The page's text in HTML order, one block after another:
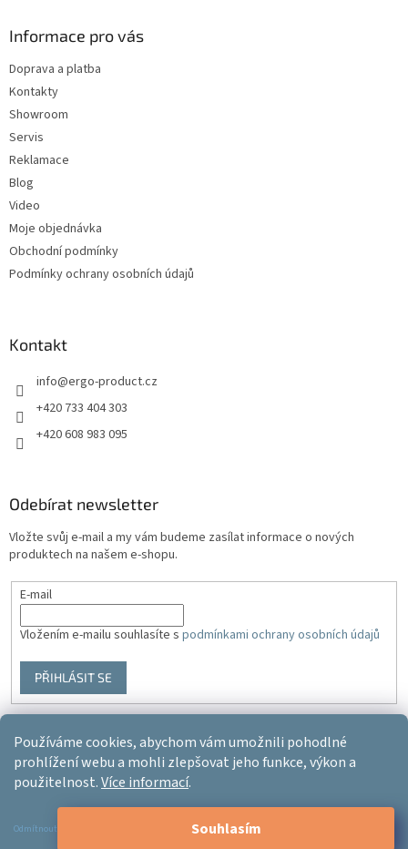
Používáme cookies, abychom vám umožnili pohodlné
prohlížení webu a mohli zlepšovat jeho funkce, výkon a
použitelnost.Více informací.
Odmítnout Souhlasím
Informace pro vás
Doprava a platba
Kontakty
Showroom
Servis
Reklamace
Blog
Video
Moje objednávka
Obchodní podmínky
Podmínky ochrany osobních údajů
Kontakt
info@ergo-product.cz
+420 733 404 303
+420 608 983 095
Odebírat newsletter
Vložte svůj e-mail a my vám budeme zasílat informace o nových
produktech na našem e-shopu.
E-mail
Vložením e-mailu souhlasíte s podmínkami ochrany osobních údajů
PŘIHLÁSIT SE
Vytvořil Shoptet
Copyright 2026Ergo-product. Všechna práva vyhrazena.Upravit
nastavení cookies